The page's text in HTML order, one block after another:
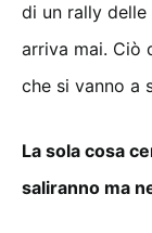
di un rally
arriva mai. Ciò
che si vanno a
La sola cosa
saliranno ma